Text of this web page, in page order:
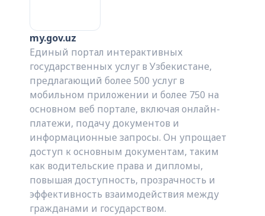
my.gov.uz
Единый портал интерактивных
государственных услуг в Узбекистане,
предлагающий более 500 услуг в
мобильном приложении и более 750 на
основном веб портале, включая онлайн-
платежи, подачу документов и
информационные запросы. Он упрощает
доступ к основным документам, таким
как водительские права и дипломы,
повышая доступность, прозрачность и
эффективность взаимодействия между
гражданами и государством.